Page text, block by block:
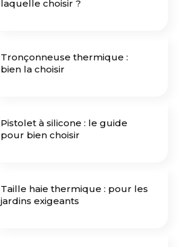
laquelle choisir ?
Tronçonneuse thermique :
bien la choisir
Pistolet à silicone : le guide
pour bien choisir
Taille haie thermique : pour les
jardins exigeants